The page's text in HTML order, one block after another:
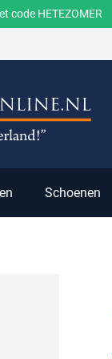
code HETEZOMER
Schoenen